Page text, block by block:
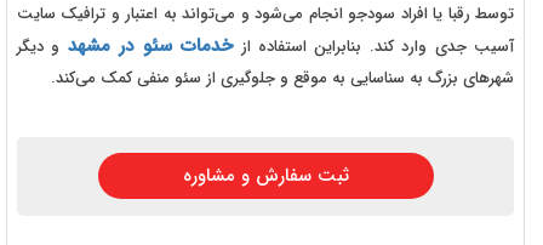
توسط رقبا یا افراد سودجو انجام می‌شود و می‌تواند به اعتبار و ترافیک سایت
آسیب جدی وارد کند. بنابراین استفاده ازخدمات سئو در مشهد و دیگر
شهرهای بزرگ به سناسایی به موقع و جلوگیری از سئو منفی کمک می‌کند.
ثبت سفارش و مشاوره